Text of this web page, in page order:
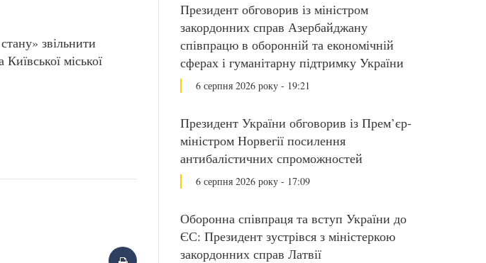
Президент обговорив із міністром
закордонних справ Азербайджану
співпрацю в оборонній та економічній
сферах і гуманітарну підтримку України
6 серпня 2026 року - 19:21
Президент України обговорив із Прем’єр-
міністром Норвегії посилення
антибалістичних спроможностей
6 серпня 2026 року - 17:09
Оборонна співпраця та вступ України до
ЄС: Президент зустрівся з міністеркою
закордонних справ Латвії
звільнити
міської